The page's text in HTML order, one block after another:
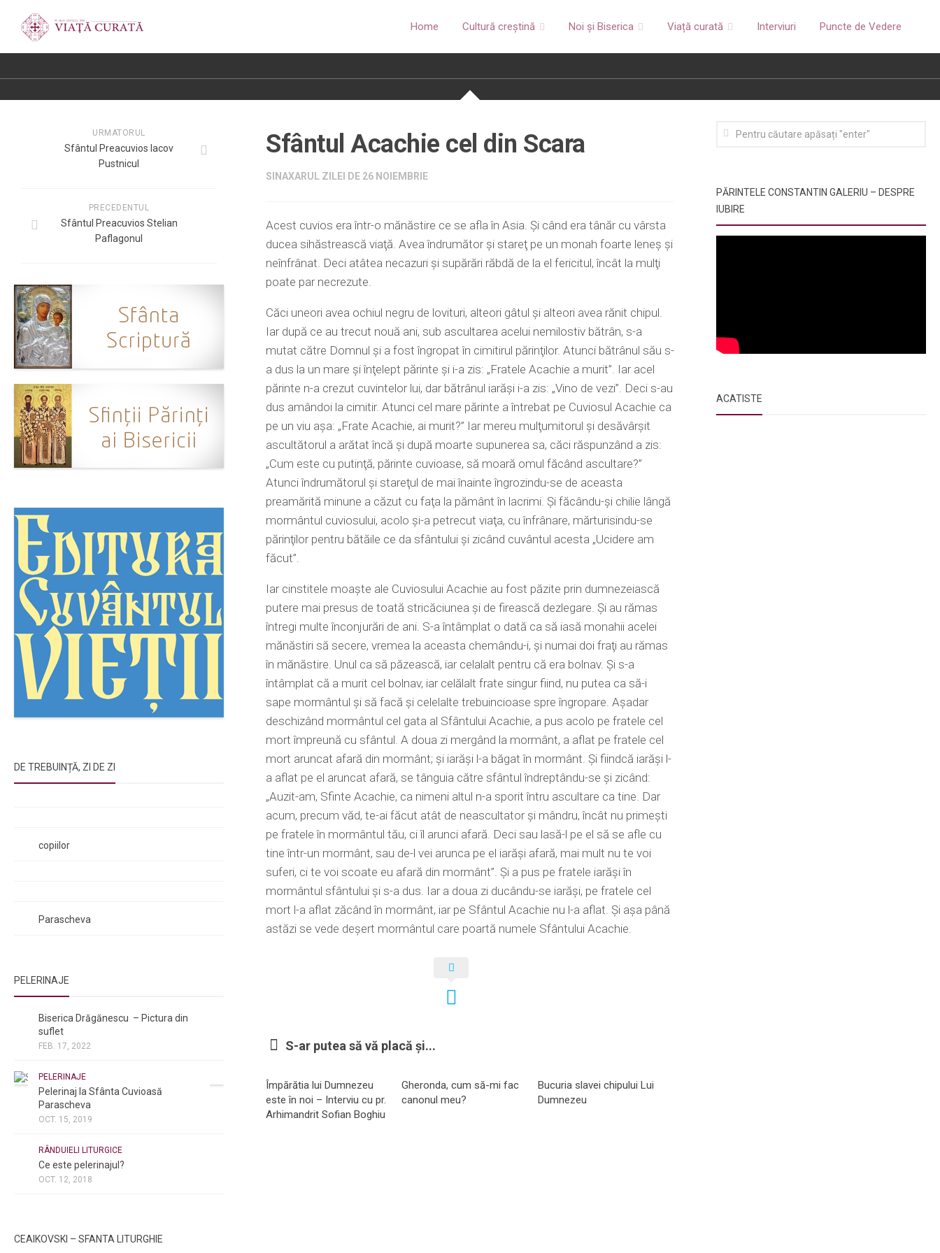
Home Cultură creștină Noi și Biserica Viață curată Interviuri Puncte de Vedere
Sfântul Acachie cel din Scara
SINAXARUL ZILEI DE 26 NOIEMBRIE
Acest cuvios era într-o mănăstire ce se afla în Asia. Şi când era tânăr cu vârsta
ducea sihăstrească viaţă. Avea îndrumător şi stareţ pe un monah foarte leneş şi
neînfrânat. Deci atâtea necazuri şi supărări răbdă de la el fericitul, încât la mulţi
poate par necrezute.
Căci uneori avea ochiul negru de lovituri, alteori gâtul şi alteori avea rănit chipul.
Iar după ce au trecut nouă ani, sub ascultarea acelui nemilostiv bătrân, s-a
mutat către Domnul şi a fost îngropat în cimitirul părinţilor. Atunci bătrânul său s-
a dus la un mare şi înţelept părinte şi i-a zis: „Fratele Acachie a murit”. Iar acel
părinte n-a crezut cuvintelor lui, dar bătrânul iarăşi i-a zis: „Vino de vezi”. Deci s-au
dus amândoi la cimitir. Atunci cel mare părinte a întrebat pe Cuviosul Acachie ca
pe un viu aşa: „Frate Acachie, ai murit?” Iar mereu mulţumitorul şi desăvârşit
ascultătorul a arătat încă şi după moarte supunerea sa, căci răspunzând a zis:
„Cum este cu putinţă, părinte cuvioase, să moară omul făcând ascultare?”
Atunci îndrumătorul şi stareţul de mai înainte îngrozindu-se de aceasta
preamărită minune a căzut cu faţa la pământ în lacrimi. Şi făcându-şi chilie lângă
mormântul cuviosului, acolo şi-a petrecut viaţa, cu înfrânare, mărturisindu-se
părinţilor pentru bătăile ce da sfântului şi zicând cuvântul acesta „Ucidere am
făcut”.
Iar cinstitele moaşte ale Cuviosului Acachie au fost păzite prin dumnezeiască
putere mai presus de toată stricăciunea şi de firească dezlegare. Şi au rămas
întregi multe înconjurări de ani. S-a întâmplat o dată ca să iasă monahii acelei
mănăstiri să secere, vremea la aceasta chemându-i, şi numai doi fraţi au rămas
în mănăstire. Unul ca să păzească, iar celalalt pentru că era bolnav. Şi s-a
întâmplat că a murit cel bolnav, iar celălalt frate singur fiind, nu putea ca să-i
sape mormântul şi să facă şi celelalte trebuincioase spre îngropare. Aşadar
deschizând mormântul cel gata al Sfântului Acachie, a pus acolo pe fratele cel
mort împreună cu sfântul. A doua zi mergând la mormânt, a aflat pe fratele cel
mort aruncat afară din mormânt; şi iarăşi l-a băgat în mormânt. Şi fiindcă iarăşi l-
a aflat pe el aruncat afară, se tânguia către sfântul îndreptându-se şi zicând:
„Auzit-am, Sfinte Acachie, ca nimeni altul n-a sporit întru ascultare ca tine. Dar
acum, precum văd, te-ai făcut atât de neascultator şi mândru, încât nu primeşti
pe fratele în mormântul tău, ci îl arunci afară. Deci sau lasă-l pe el să se afle cu
tine într-un mormânt, sau de-l vei arunca pe el iarăşi afară, mai mult nu te voi
suferi, ci te voi scoate eu afară din mormânt”. Şi a pus pe fratele iarăşi în
mormântul sfântului şi s-a dus. Iar a doua zi ducându-se iarăşi, pe fratele cel
mort l-a aflat zăcând în mormânt, iar pe Sfântul Acachie nu l-a aflat. Şi aşa până
astăzi se vede deşert mormântul care poartă numele Sfântului Acachie.
S-ar putea să vă placă și...
Împărătia lui Dumnezeu
este în noi – Interviu cu pr.
Arhimandrit Sofian Boghiu
Gheronda, cum să-mi fac
canonul meu?
Bucuria slavei chipului Lui
Dumnezeu
URMATORUL
Sfântul Preacuvios Iacov
Pustnicul
PRECEDENTUL
Sfântul Preacuvios Stelian
Paflagonul
DE TREBUINȚĂ, ZI DE ZI
copiilor
Parascheva
PELERINAJE
Biserica Drăgănescu – Pictura din
suflet
FEB. 17, 2022
PELERINAJE
Pelerinaj la Sfânta Cuvioasă
Parascheva
OCT. 15, 2019
RÂNDUIELI LITURGICE
Ce este pelerinajul?
OCT. 12, 2018
CEAIKOVSKI – SFANTA LITURGHIE
PĂRINTELE CONSTANTIN GALERIU – DESPRE
IUBIRE
ACATISTE